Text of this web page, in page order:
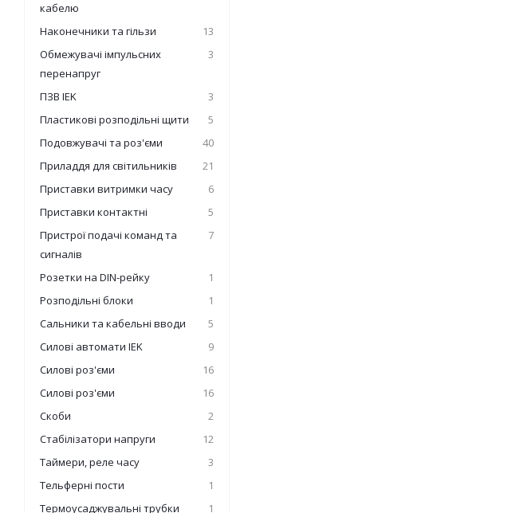
кабелю
Наконечники та гільзи
13
Обмежувачі імпульсних
перенапруг
3
ПЗВ IEK
3
Пластикові розподільні щити
5
Подовжувачі та роз'єми
40
Приладдя для світильників
21
Приставки витримки часу
6
Приставки контактні
5
Пристрої подачі команд та
сигналів
7
Розетки на DIN-рейку
1
Розподільні блоки
1
Сальники та кабельні вводи
5
Силові автомати IEK
9
Силові роз'єми
16
Силові роз'єми
16
Скоби
2
Стабілізатори напруги
12
Таймери, реле часу
3
Тельферні пости
1
Термоусаджувальні трубки
1